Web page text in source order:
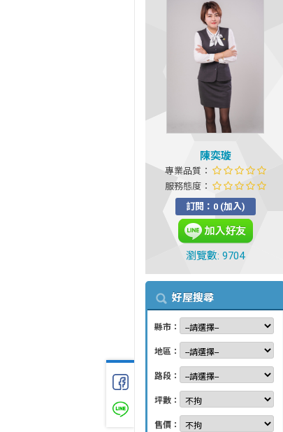
陳奕璇
專業品質：
服務態度：
訂閱：0 (加入)
瀏覽數: 9704
好屋搜尋
縣市：
地區：
路段：
坪數：
售價：